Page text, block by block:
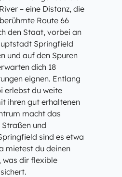
– eine Distanz, die
Route 66
den Staat, vorbei an
Springfield
und auf den Spuren
dich 18
eignen. Entlang
erlebst du weite
ihren gut erhaltenen
macht das
und
sind es etwa
mietest du deinen
was dir flexible